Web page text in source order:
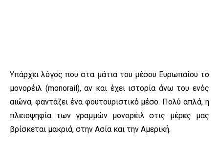
Υπάρχει λόγος που στα μάτια του μέσου Ευρωπαίου το
μονορέιλ (monorail), αν και έχει ιστορία άνω του ενός
αιώνα, φαντάζει ένα φουτουριστικό μέσο. Πολύ απλά, η
πλειοψηφία των γραμμών μονορέιλ στις μέρες μας
βρίσκεται μακριά, στην Ασία και την Αμερική.